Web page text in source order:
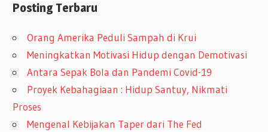
s
Posting Terbaru
Orang Amerika Peduli Sampah di Krui
Meningkatkan Motivasi Hidup dengan Demotivasi
Antara Sepak Bola dan Pandemi Covid-19
Proyek Kebahagiaan : Hidup Santuy, Nikmati
Proses
Mengenal Kebijakan Taper dari The Fed